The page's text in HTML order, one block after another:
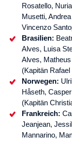
Rosatello,
Musetti,
Vincenzo
Brasilien:
Alves, Luisa
Alves,
(Kapitän
Norwegen:
Håseth,
(Kapitän
Frankreich:
Jeanjean,
Mannarino,